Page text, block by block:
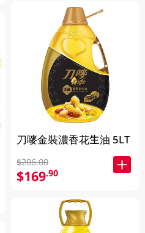
刀嘜金裝濃香花生油 5LT
$206.00
$169.90